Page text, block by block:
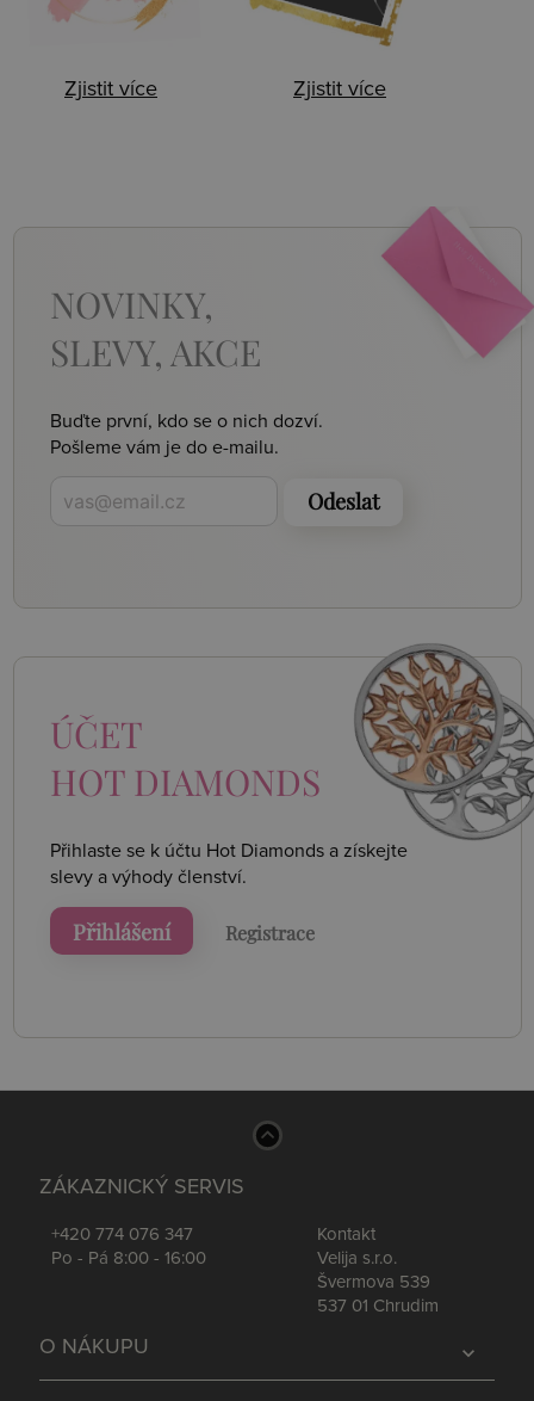
Zjistit více Zjistit více
NOVINKY,
SLEVY, AKCE
Buďte první, kdo se o nich dozví.
Pošleme vám je do e-mailu.
Odeslat
ÚČET
HOT DIAMONDS
Přihlaste se k účtu Hot Diamonds a získejte
slevy a výhody členství.
Přihlášení Registrace
ZÁKAZNICKÝ SERVIS
+420 774 076 347
Po - Pá 8:00 - 16:00
Kontakt
Velija s.r.o.
Švermova 539
537 01 Chrudim
expand_more
O NÁKUPU